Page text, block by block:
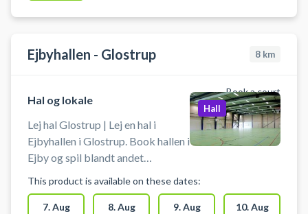
medbringe ketchere, bat og bolde
omklædning og bad.
Ejbyhallen - Glostrup 8 km
Book a court
Hal og lokale
Lej hal Glostrup | Lej en hal i
Ejbyhallen i Glostrup. Book hallen i
Ejby og spil blandt andet
Booking af hallen kan foruden
indendørs fodbold bruges til
Hall
This product is available on these dates:
7. Aug 8. Aug 9. Aug 10. Aug